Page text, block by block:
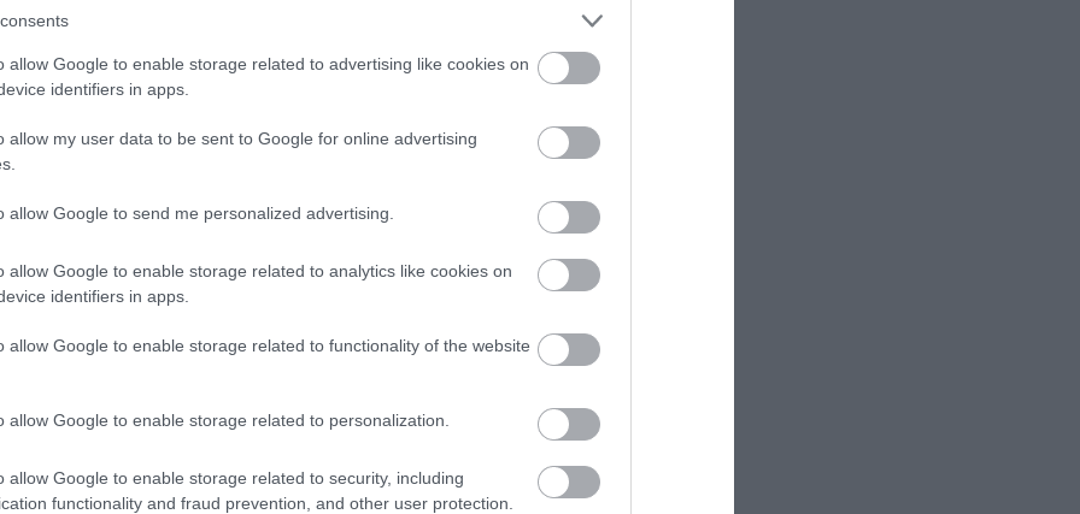
allow Google to enable storage related to advertising like cookies on
identifiers in apps.
allow my user data to be sent to Google for online advertising
allow Google to send me personalized advertising.
allow Google to enable storage related to analytics like cookies on
identifiers in apps.
allow Google to enable storage related to functionality of the website
allow Google to enable storage related to personalization.
allow Google to enable storage related to security, including
functionality and fraud prevention, and other user protection.
és hétvégéken is ezer
ezer helyett 12 ezerért, péntektől vasárnapig
A kiemelt időszakokban is ezer forintos
ennyivel több összegért juthatunk be. Ez előbbi
belépőt jelent.
aSzéchenyi Gyógyfürdőben . A reggel 9 óráig
csütörtök között 10 500 forintra, míg hétvégén 11
A normál szekrényes belépők ára is hasonló
helyett 13 200, pénteken és hétvégén pedig a 14
vonatkozó belépők árát 800 forinttal
juthatunk be a Széchenyibe.